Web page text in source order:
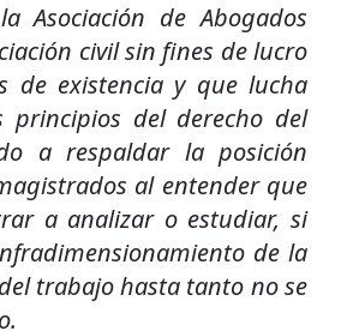
Asociación de Abogados
civil sin fines de lucro
de existencia y que lucha
principios del derecho del
a respaldar la posición
al entender que
a analizar o estudiar, si
de la
trabajo hasta tanto no se